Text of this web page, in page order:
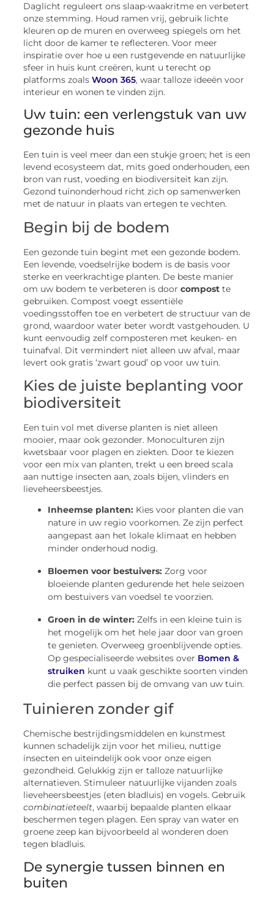
Daglicht reguleert ons slaap-waakritme en verbetert
onze stemming. Houd ramen vrij, gebruik lichte
kleuren op de muren en overweeg spiegels om het
licht door de kamer te reflecteren. Voor meer
inspiratie over hoe u een rustgevende en natuurlijke
sfeer in huis kunt creëren, kunt u terecht op
platforms zoalsWoon 365, waar talloze ideeën voor
interieur en wonen te vinden zijn.
Uw tuin: een verlengstuk van uw
gezonde huis
Een tuin is veel meer dan een stukje groen; het is een
levend ecosysteem dat, mits goed onderhouden, een
bron van rust, voeding en biodiversiteit kan zijn.
Gezond tuinonderhoud richt zich op samenwerken
met de natuur in plaats van ertegen te vechten.
Begin bij de bodem
Een gezonde tuin begint met een gezonde bodem.
Een levende, voedselrijke bodem is de basis voor
sterke en veerkrachtige planten. De beste manier
om uw bodem te verbeteren is doorcompost te
gebruiken. Compost voegt essentiële
voedingsstoffen toe en verbetert de structuur van de
grond, waardoor water beter wordt vastgehouden. U
kunt eenvoudig zelf composteren met keuken- en
tuinafval. Dit vermindert niet alleen uw afval, maar
levert ook gratis ‘zwart goud’ op voor uw tuin.
Kies de juiste beplanting voor
biodiversiteit
Een tuin vol met diverse planten is niet alleen
mooier, maar ook gezonder. Monoculturen zijn
kwetsbaar voor plagen en ziekten. Door te kiezen
voor een mix van planten, trekt u een breed scala
aan nuttige insecten aan, zoals bijen, vlinders en
lieveheersbeestjes.
Inheemse planten: Kies voor planten die van
nature in uw regio voorkomen. Ze zijn perfect
aangepast aan het lokale klimaat en hebben
minder onderhoud nodig.
Bloemen voor bestuivers: Zorg voor
bloeiende planten gedurende het hele seizoen
om bestuivers van voedsel te voorzien.
Groen in de winter: Zelfs in een kleine tuin is
het mogelijk om het hele jaar door van groen
te genieten. Overweeg groenblijvende opties.
Op gespecialiseerde websites over Bomen &
struiken kunt u vaak geschikte soorten vinden
die perfect passen bij de omvang van uw tuin.
Tuinieren zonder gif
Chemische bestrijdingsmiddelen en kunstmest
kunnen schadelijk zijn voor het milieu, nuttige
insecten en uiteindelijk ook voor onze eigen
gezondheid. Gelukkig zijn er talloze natuurlijke
alternatieven. Stimuleer natuurlijke vijanden zoals
lieveheersbeestjes (eten bladluis) en vogels. Gebruik
combinatieteelt, waarbij bepaalde planten elkaar
beschermen tegen plagen. Een spray van water en
groene zeep kan bijvoorbeeld al wonderen doen
tegen bladluis.
De synergie tussen binnen en
buiten